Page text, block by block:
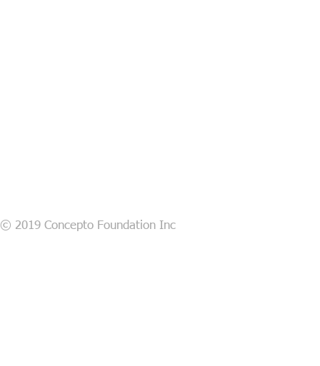
© 2019 Concepto Foundation Inc